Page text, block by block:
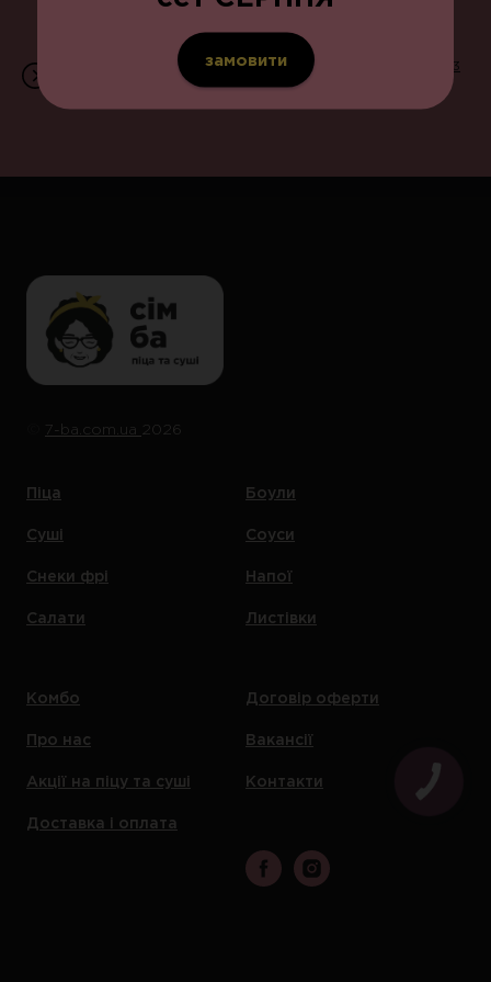
Приймаємо замовлення щодня з 11:00 до 22:00 | 096 203
07 07 | вул. В.Великого, 13
замовити
7-ba.com.ua 2026
Піца
Суші
Снеки фрі
Салати
Боули
Соуси
Напої
Листівки
Комбо
Про нас
Акції на піцу та суші
Доставка і оплата
Договір оферти
Вакансії
Контакти